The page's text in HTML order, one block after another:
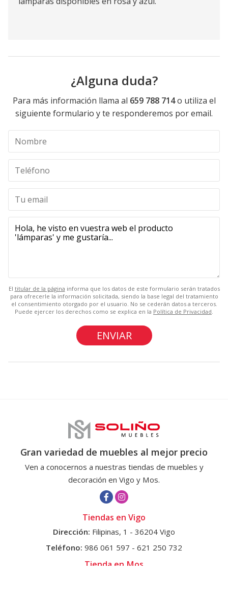
¿Alguna duda?
Para más información llama al 659 788 714o utiliza el
siguiente formulario y te responderemos por email.
El titular de la página informa que los datos de este formulario serán tratados
para ofrecerle la información solicitada, siendo la base legal del tratamiento
el consentimiento otorgado por el usuario. No se cederán datos a terceros.
Puede ejercer los derechos como se explica en la Política de Privacidad.
Gran variedad de muebles al mejor precio
Ven a conocernos a nuestras tiendas de muebles y
decoración en Vigo y Mos.
Tiendas en Vigo
Dirección: Filipinas, 1 - 36204 Vigo
Teléfono: 986 061 597 - 621 250 732
Tienda en Mos